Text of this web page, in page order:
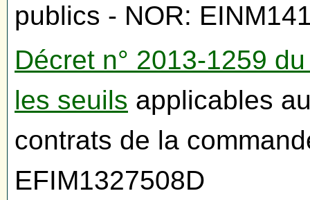
publics - NOR:
Décret n° 2013-1259
les seuils applicables
contrats de la
EFIM1327508D